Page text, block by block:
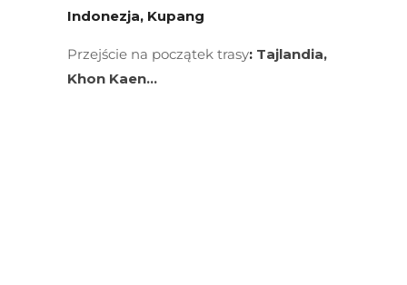
Indonezja, Kupang
Przejście na początek trasy: Tajlandia,
Khon Kaen…